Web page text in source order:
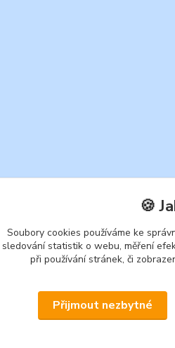
🍪
Soubory cookies používáme ke
sledování statistik o webu, měření
při používání stránek, či
Přijmout nezbytné